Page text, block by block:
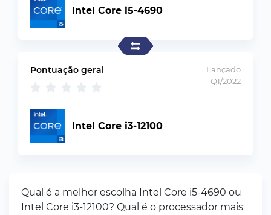
Intel Core i5-4690
Lançado
Q1/2022
Pontuação geral
Intel Core i3-12100
Qual é a melhor escolha Intel Core i5-4690 ou
Intel Core i3-12100? Qual é o processador mais